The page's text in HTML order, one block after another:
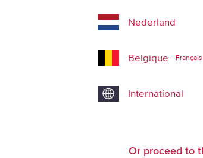
de bedrijven heeft te lijden onder de
‘Key’ als bedrijf.
Nederland
Belgique – Français
International
Or proceed to